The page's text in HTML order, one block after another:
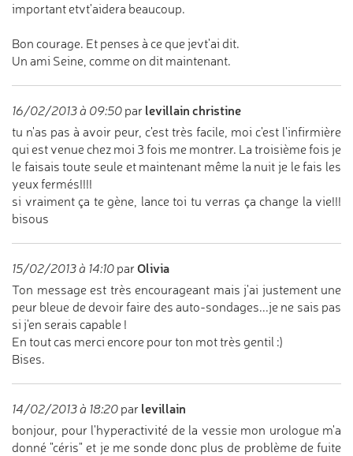
important etvt'aidera beaucoup.
Bon courage. Et penses à ce que jevt'ai dit.
Un ami Seine, comme on dit maintenant.
16/02/2013 à 09:50 par levillain christine
tu n'as pas à avoir peur, c'est très facile, moi c'est l'infirmière
qui est venue chez moi 3 fois me montrer. La troisième fois je
le faisais toute seule et maintenant même la nuit je le fais les
yeux fermés!!!!
si vraiment ça te gène, lance toi tu verras ça change la vie!!!
bisous
15/02/2013 à 14:10 par Olivia
Ton message est très encourageant mais j'ai justement une
peur bleue de devoir faire des auto-sondages...je ne sais pas
si j'en serais capable !
En tout cas merci encore pour ton mot très gentil :)
Bises.
14/02/2013 à 18:20 par levillain
bonjour, pour l'hyperactivité de la vessie mon urologue m'a
donné "céris" et je me sonde donc plus de problème de fuite